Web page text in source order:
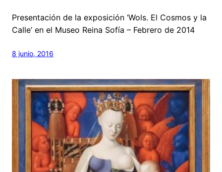
Presentación de la exposición ‘Wols. El Cosmos y la
Calle’ en el Museo Reina Sofía – Febrero de 2014
8 junio, 2016